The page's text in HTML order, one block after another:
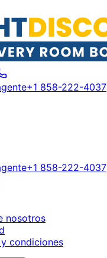
+1 858-222-4037
+1 858-222-4037
nosotros
condiciones